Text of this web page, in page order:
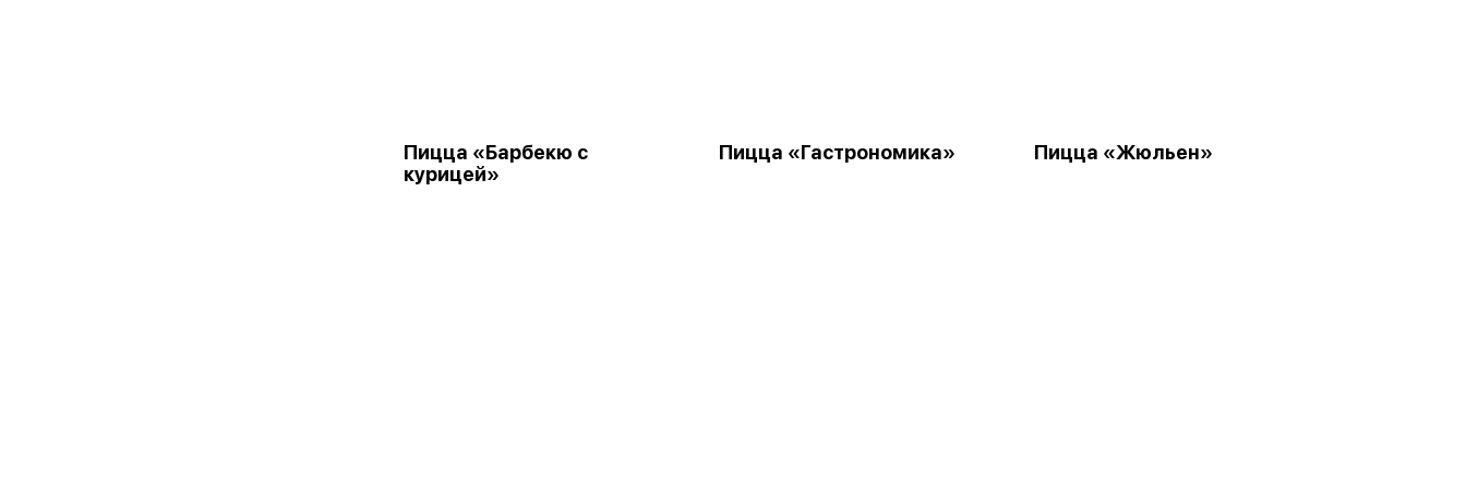
Пицца «Барбекю с
курицей»
Пицца «Гастрономика» Пицца «Жюльен»